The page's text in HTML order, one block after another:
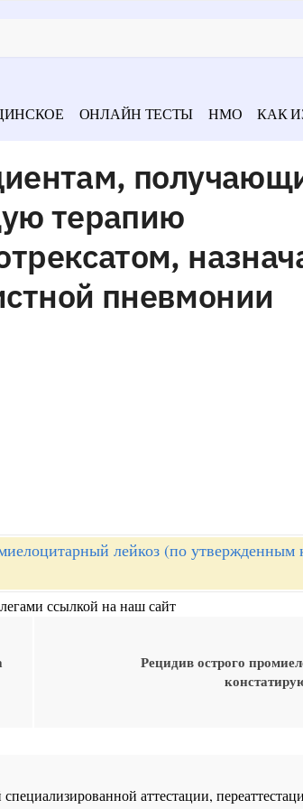
ОНЛАЙН ТЕСТЫ НМО КАК
терапию
пневмонии
лейкоз (по утвержденным
ссылкой на наш сайт
Рецидив острого
аттестации,